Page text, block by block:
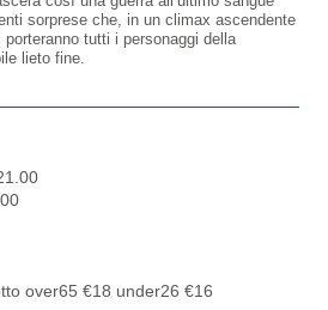
sorprese che, in un climax ascendente
tutti i personaggi della
lieto fine.
over65 €18 under26 €16